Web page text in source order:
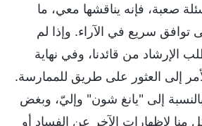
صعبة، فإنه يناقشها معي، ما
توافق سريع في الآراء. وإذا لم
الإرشاد من قائدنا، وفي نهاية
إلى العثور على طريق للممارسة.
إلى "يانغ شون" وإليّ، وبغض
لإظهارات الآخر عن الفساد أو